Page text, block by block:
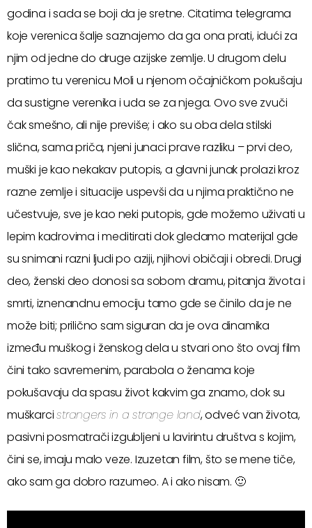
godina i sada se boji da je sretne. Citatima telegrama
koje verenica šalje saznajemo da ga ona prati, idući za
njim od jedne do druge azijske zemlje. U drugom delu
pratimo tu verenicu Moli u njenom očajničkom pokušaju
da sustigne verenika i uda se za njega. Ovo sve zvuči
čak smešno, ali nije previše; i ako su oba dela stilski
slična, sama priča, njeni junaci prave razliku – prvi deo,
muški je kao nekakav putopis, a glavni junak prolazi kroz
razne zemlje i situacije uspevši da u njima praktično ne
učestvuje, sve je kao neki putopis, gde možemo uživati u
lepim kadrovima i meditirati dok gledamo materijal gde
su snimani razni ljudi po aziji, njihovi običaji i obredi. Drugi
deo, ženski deo donosi sa sobom dramu, pitanja života i
smrti, iznenandnu emociju tamo gde se činilo da je ne
može biti; prilično sam siguran da je ova dinamika
između muškog i ženskog dela u stvari ono što ovaj film
čini tako savremenim, parabola o ženama koje
pokušavaju da spasu život kakvim ga znamo, dok su
muškarcistrangers in a strange land, odveć van života,
pasivni posmatrači izgubljeni u lavirintu društva s kojim,
čini se, imaju malo veze. Izuzetan film, što se mene tiče,
ako sam ga dobro razumeo. A i ako nisam. 🙂